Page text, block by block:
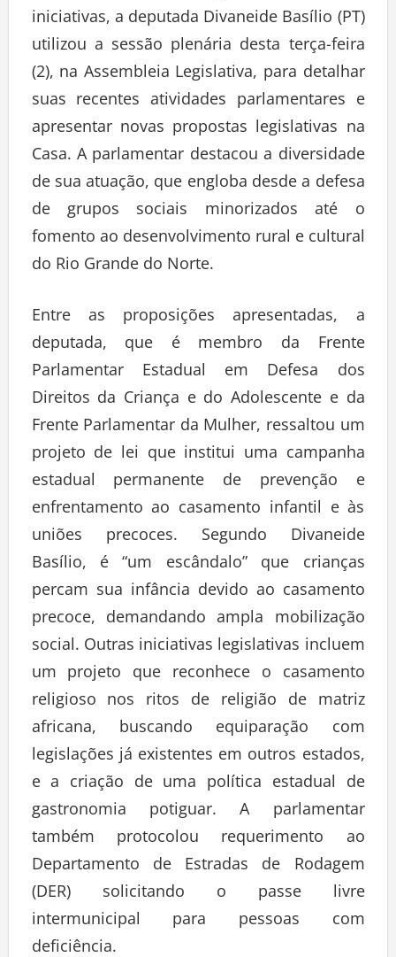
iniciativas, a deputada Divaneide Basílio (PT)
utilizou a sessão plenária desta terça-feira
(2), na Assembleia Legislativa, para detalhar
suas recentes atividades parlamentares e
apresentar novas propostas legislativas na
Casa. A parlamentar destacou a diversidade
de sua atuação, que engloba desde a defesa
de grupos sociais minorizados até o
fomento ao desenvolvimento rural e cultural
do Rio Grande do Norte.
Entre as proposições apresentadas, a
deputada, que é membro da Frente
Parlamentar Estadual em Defesa dos
Direitos da Criança e do Adolescente e da
Frente Parlamentar da Mulher, ressaltou um
projeto de lei que institui uma campanha
estadual permanente de prevenção e
enfrentamento ao casamento infantil e às
uniões precoces. Segundo Divaneide
Basílio, é “um escândalo” que crianças
percam sua infância devido ao casamento
precoce, demandando ampla mobilização
social. Outras iniciativas legislativas incluem
um projeto que reconhece o casamento
religioso nos ritos de religião de matriz
africana, buscando equiparação com
legislações já existentes em outros estados,
e a criação de uma política estadual de
gastronomia potiguar. A parlamentar
também protocolou requerimento ao
Departamento de Estradas de Rodagem
(DER) solicitando o passe livre
intermunicipal para pessoas com
deficiência.